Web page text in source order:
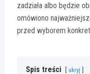
zadziała albo będzie
omówiono
przed wyborem
Spis treści ukryj